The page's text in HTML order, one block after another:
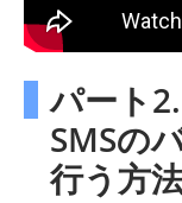
パート
SMSの
行う方